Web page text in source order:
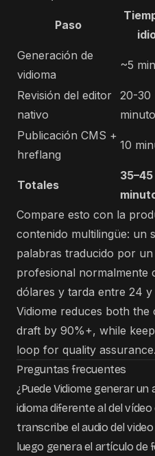
Paso
Generación de
vidioma
~5
Revisión del editor
nativo
20-30
Publicación CMS +
hreflang
10
Totales
35–45
Compare esto con la
contenido multilingüe: un
palabras traducido por
profesional normalmente
dólares y tarda entre 24
Vidiome reduces both
draft by 90%+, while
loop for quality assurance.
Preguntas frecuentes
¿Puede Vidiome generar
idioma diferente al del vídeo
transcribe el audio del
luego genera el artículo de